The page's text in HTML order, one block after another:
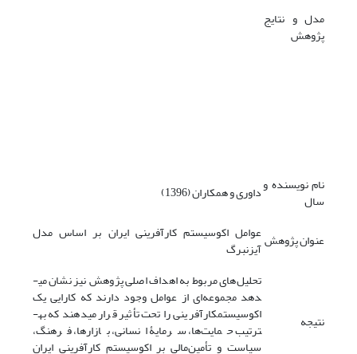
مدل و نتایج
پژوهش
نام نویسنده و
سال داوری و همکاران (1396)
عنوان پژوهشعوامل اکوسیستم کارآفرینی ایران بر اساس مدل
آیزنبرگ
نتیجه
تحلیل‌های مربوط به اهداف اصلی پژوهش نیز نشان می­
د‌هد مجموعه‌ای از عوامل وجود دارند که کارایی یک
اکوسیستم­کارآفرینی را تحت تأثیر قرار می­دهند که به­
ترتیب حمایت‌ها، سرمایۀ انسانی، بازارها، فرهنگ،
سیاست و تأمین‌مالی بر اکوسیستم کارآفرینی ایران